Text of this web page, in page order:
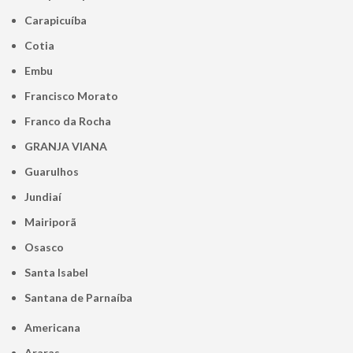
Carapicuíba
Cotia
Embu
Francisco Morato
Franco da Rocha
GRANJA VIANA
Guarulhos
Jundiaí
Mairiporã
Osasco
Santa Isabel
Santana de Parnaíba
Americana